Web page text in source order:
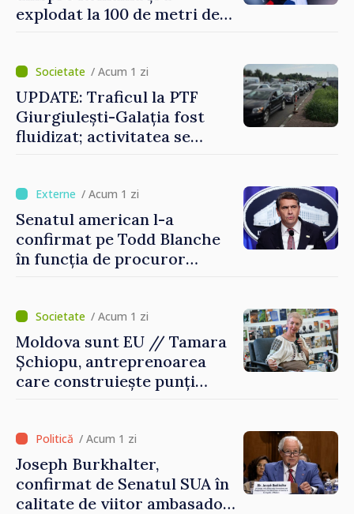
explodat la 100 de metri de
/ Acum 1 zi
UPDATE: Traficul la PTF
Giurgiulești-Galația fost
fluidizat; activitatea se
/ Acum 1 zi
Senatul american l-a
confirmat pe Todd Blanche
în funcția de procuror
/ Acum 1 zi
Moldova sunt EU // Tamara
Șchiopu, antreprenoarea
care construiește punți
/ Acum 1 zi
Joseph Burkhalter,
confirmat de Senatul SUA în
calitate de viitor ambasador